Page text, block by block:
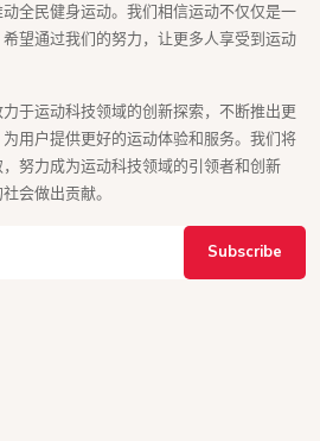
全民健身运动。我们相信运动不仅仅是一
望通过我们的努力，让更多人享受到运动
于运动科技领域的创新探索，不断推出更
用户提供更好的运动体验和服务。我们将
努力成为运动科技领域的引领者和创新
会做出贡献。
Subscribe